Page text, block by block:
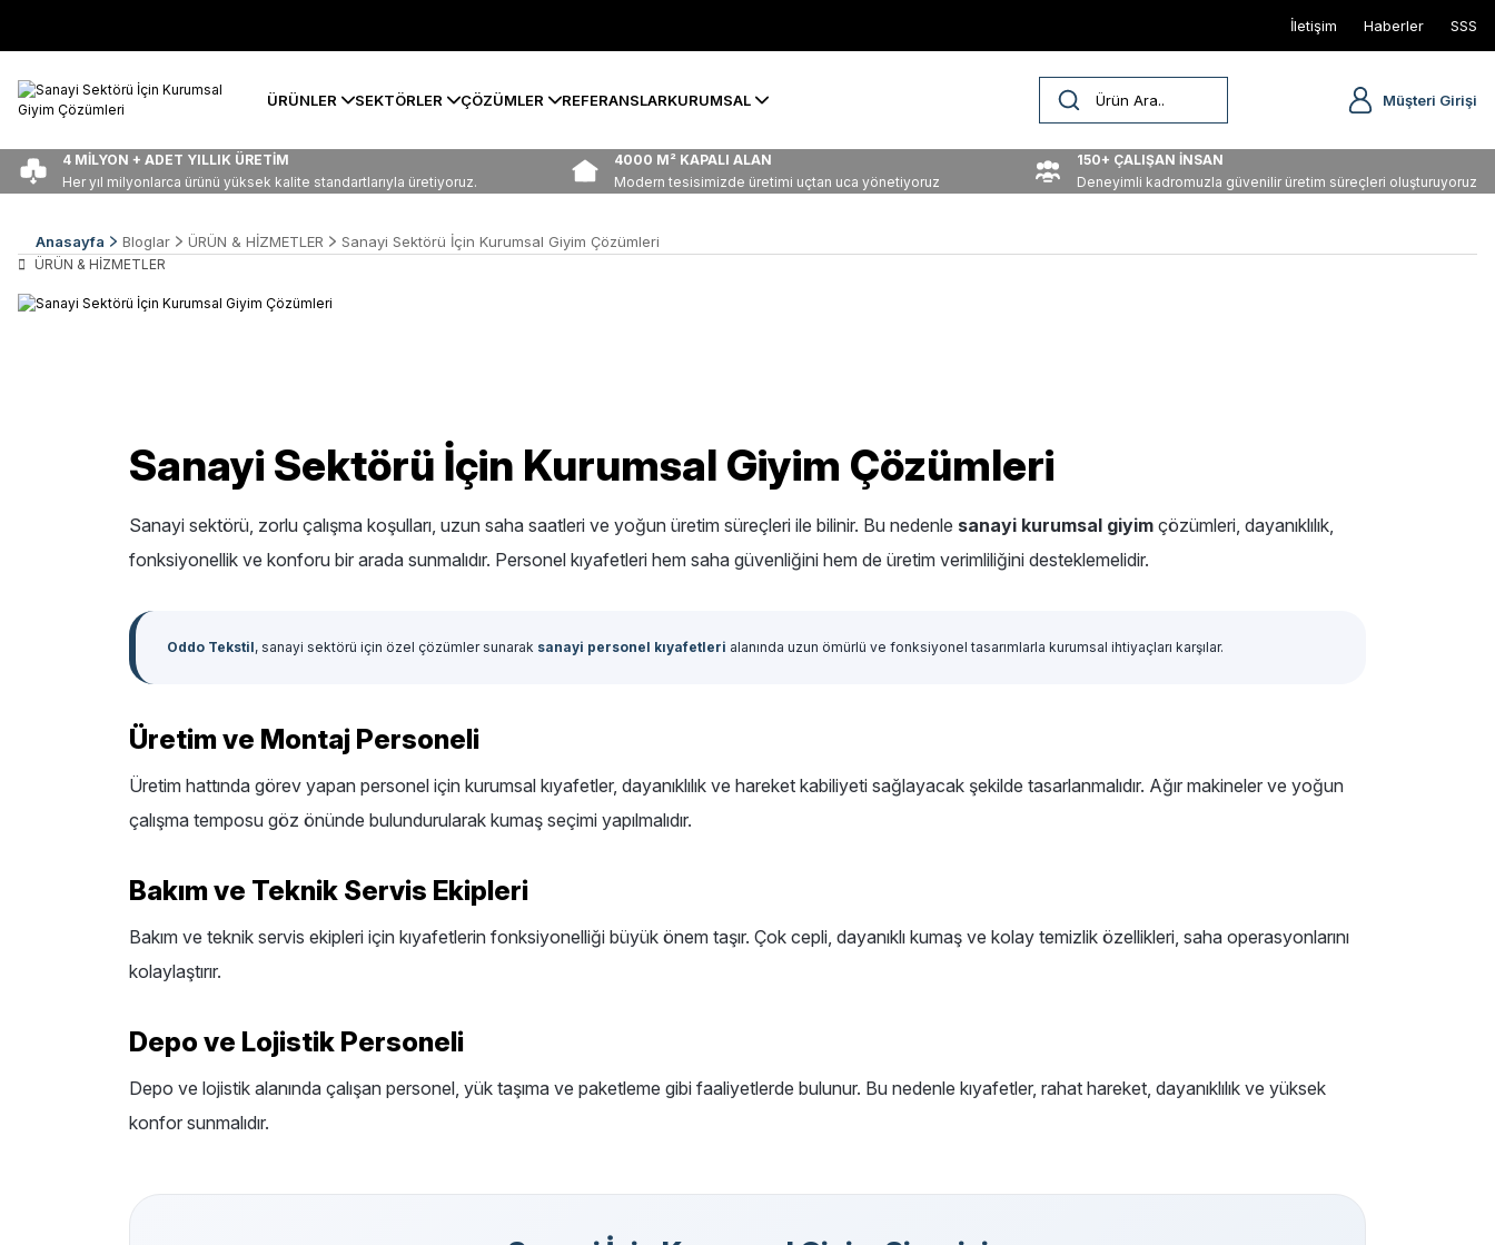
İletişim Haberler SSS
ÜRÜNLER SEKTÖRLER ÇÖZÜMLER REFERANSLARKURUMSAL Müşteri Girişi
4 MİLYON + ADET YILLIK ÜRETİM
Her yıl milyonlarca ürünü yüksek kalite standartlarıyla üretiyoruz.
4000 M² KAPALI ALAN
Modern tesisimizde üretimi uçtan uca yönetiyoruz
150+ ÇALIŞAN İNSAN
Deneyimli kadromuzla güvenilir üretim süreçleri oluşturuyoruz
Anasayfa Bloglar ÜRÜN & HİZMETLER Sanayi Sektörü İçin Kurumsal Giyim Çözümleri
ÜRÜN & HİZMETLER
Sanayi Sektörü İçin Kurumsal Giyim Çözümleri
Sanayi sektörü, zorlu çalışma koşulları, uzun saha saatleri ve yoğun üretim süreçleri ile bilinir. Bu nedenle sanayi kurumsal giyim çözümleri, dayanıklılık,
fonksiyonellik ve konforu bir arada sunmalıdır. Personel kıyafetleri hem saha güvenliğini hem de üretim verimliliğini desteklemelidir.
Oddo Tekstil, sanayi sektörü için özel çözümler sunarak sanayi personel kıyafetleri alanında uzun ömürlü ve fonksiyonel tasarımlarla kurumsal ihtiyaçları karşılar.
Üretim ve Montaj Personeli
Üretim hattında görev yapan personel için kurumsal kıyafetler, dayanıklılık ve hareket kabiliyeti sağlayacak şekilde tasarlanmalıdır. Ağır makineler ve yoğun
çalışma temposu göz önünde bulundurularak kumaş seçimi yapılmalıdır.
Bakım ve Teknik Servis Ekipleri
Bakım ve teknik servis ekipleri için kıyafetlerin fonksiyonelliği büyük önem taşır. Çok cepli, dayanıklı kumaş ve kolay temizlik özellikleri, saha operasyonlarını
kolaylaştırır.
Depo ve Lojistik Personeli
Depo ve lojistik alanında çalışan personel, yük taşıma ve paketleme gibi faaliyetlerde bulunur. Bu nedenle kıyafetler, rahat hareket, dayanıklılık ve yüksek
konfor sunmalıdır.